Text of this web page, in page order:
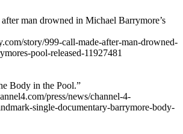
man drowned in Michael Barrymore’s
story/999-call-made-after-man-drowned-
pool-released-11927481
Body in the Pool.”
press/news/channel-4-
single-documentary-barrymore-body-